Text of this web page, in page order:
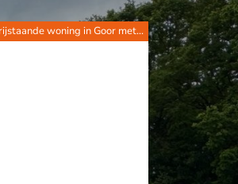
woning in Goor met...